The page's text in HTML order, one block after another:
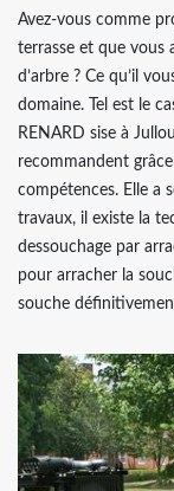
Avez-vous comme
terrasse et que vous
d’arbre ? Ce qu’il
domaine. Tel est le
RENARD sise à
recommandent grâce
compétences. Elle a
travaux, il existe la
dessouchage par
pour arracher la
souche